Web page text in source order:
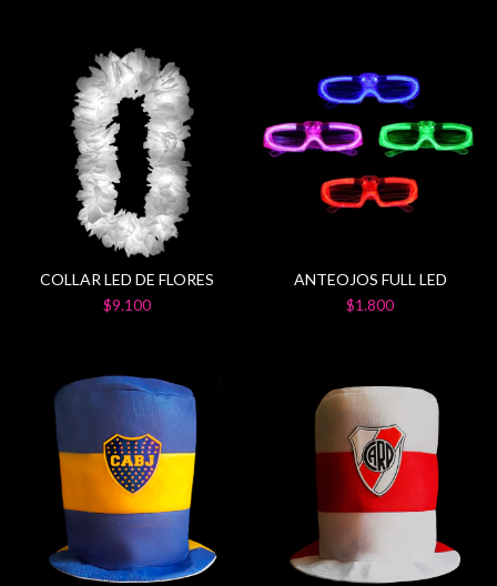
COLLAR LED DE FLORES
$9.100
ANTEOJOS FULL LED
$1.800